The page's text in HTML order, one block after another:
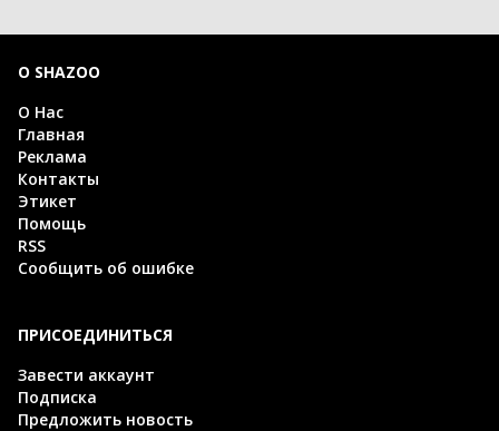
О SHAZOO
О Нас
Главная
Реклама
Контакты
Этикет
Помощь
RSS
Сообщить об ошибке
ПРИСОЕДИНИТЬСЯ
Завести аккаунт
Подписка
Предложить новость